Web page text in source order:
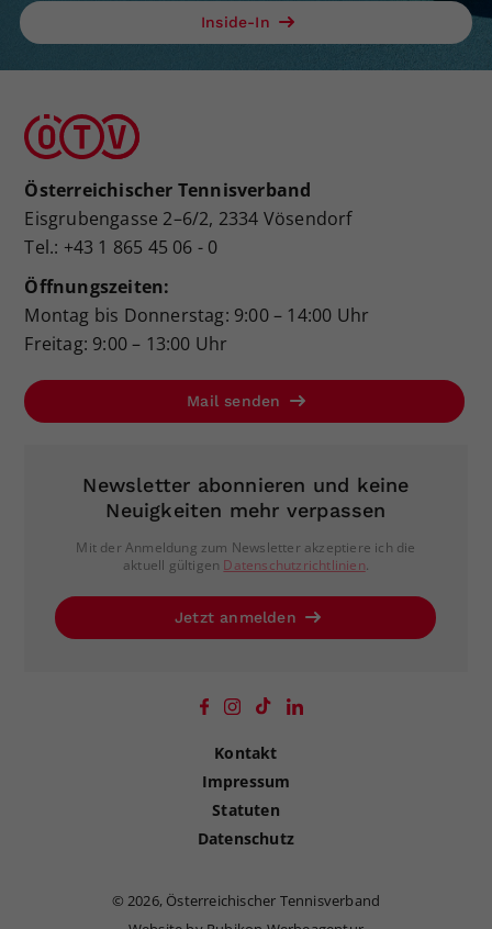
Inside-In
Österreichischer Tennisverband
Eisgrubengasse 2–6/2, 2334 Vösendorf
Tel.: +43 1 865 45 06 - 0
Öffnungszeiten:
Montag bis Donnerstag: 9:00 – 14:00 Uhr
Freitag: 9:00 – 13:00 Uhr
Mail senden
Newsletter abonnieren und keine
Neuigkeiten mehr verpassen
Mit der Anmeldung zum Newsletter akzeptiere ich die
aktuell gültigen Datenschutzrichtlinien.
Jetzt anmelden
Kontakt
Impressum
Statuten
Datenschutz
©2026, Österreichischer Tennisverband